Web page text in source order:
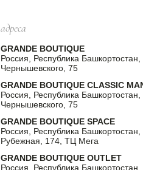
адреса
GRANDE BOUTIQUE
Россия, Республика
Чернышевского, 75
GRANDE BOUTIQUE CLASSIC
Россия, Республика
Чернышевского, 75
GRANDE BOUTIQUE SPACE
Россия, Республика
Рубежная, 174, ТЦ Мега
GRANDE BOUTIQUE OUTLET
Россия, Республика